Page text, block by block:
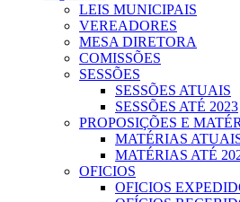
LEIS MUNICIPAIS
VEREADORES
MESA DIRETORA
COMISSÕES
SESSÕES
SESSÕES ATUAIS
SESSÕES ATÉ 2023
PROPOSIÇÕES E
MATÉRIAS
MATÉRIAS ATÉ
OFICIOS
OFICIOS